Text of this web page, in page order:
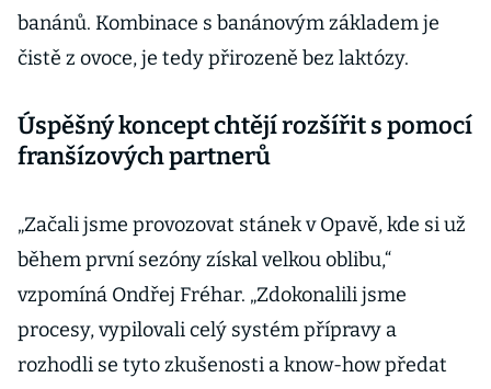
banánů. Kombinace s banánovým základem je
čistě z ovoce, je tedy přirozeně bez laktózy.
Úspěšný koncept chtějí rozšířit s pomocí
franšízových partnerů
„Začali jsme provozovat stánek v Opavě, kde si už
během první sezóny získal velkou oblibu,“
vzpomíná Ondřej Fréhar. „Zdokonalili jsme
procesy, vypilovali celý systém přípravy a
rozhodli se tyto zkušenosti a know-how předat